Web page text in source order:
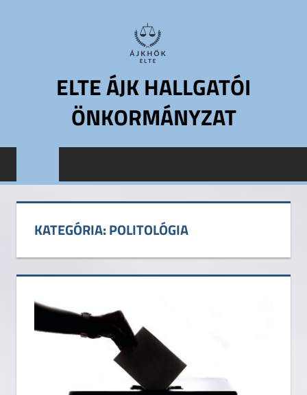
ELTE ÁJK HALLGATÓI
ÖNKORMÁNYZAT
Jogtudományi
Hallgatói
HÖK
KATEGÓRIA:POLITOLÓGIA